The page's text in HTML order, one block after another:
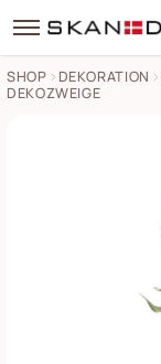
SHOP DEKORATION
DEKOZWEIGE